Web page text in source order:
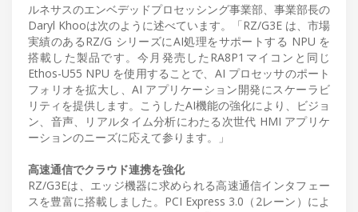
ルネサスのエンベデッドプロセッシング事業部、事業部長の
Daryl Khooは次のように述べています。「RZ/G3E は、市場
実績のあるRZ/G シリーズにAI処理をサポートする NPU を
搭載した製品です。今月発売したRA8P1マイコンと同じ
Ethos-U55 NPU を使用することで、AI プロセッサのポート
フォリオを拡大し、AI アプリケーション開発にスケーラビ
リティを提供します。こうしたAI機能の強化により、ビジョ
ン、音声、リアルタイム分析にわたる次世代 HMI アプリケ
ーションのニーズに応えて参ります。」
高速通信でクラウド連携を強化
RZ/G3Eは、エッジ機器に求められる高速通信インタフェー
スを豊富に搭載しました。PCI Express 3.0（2レーン）によ